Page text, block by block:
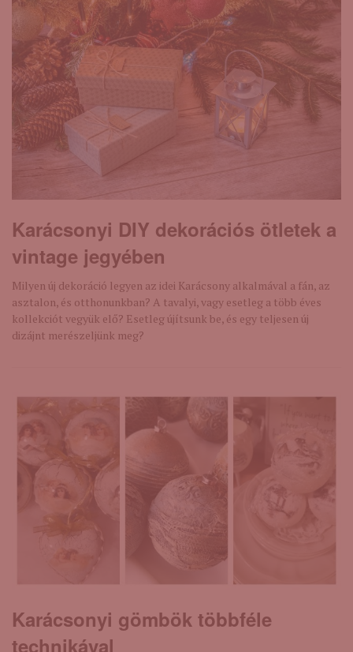
Karácsonyi DIY dekorációs ötletek a
vintage jegyében
Milyen új dekoráció legyen az idei Karácsony alkalmával a fán, az
asztalon, és otthonunkban? A tavalyi, vagy esetleg a több éves
kollekciót vegyük elő? Esetleg újítsunk be, és egy teljesen új
dizájnt merészeljünk meg?
Karácsonyi gömbök többféle
technikával